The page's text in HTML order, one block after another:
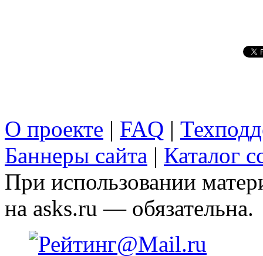
О проекте | FAQ |
Баннеры сайта | Каталог
При использовании
на asks.ru — обязательна.